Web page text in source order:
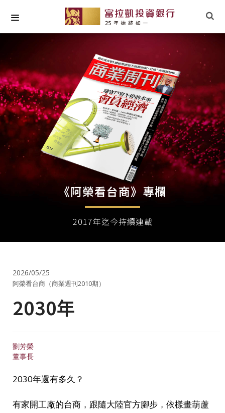
最新專欄
小草文摘
專業研究
社會責任
《阿榮看台商》專欄
2017年迄今持續連載
2026/05/25
阿榮看台商（商業週刊2010期）
2030年
劉芳榮
董事長
2030年還有多久？
有家開工廠的台商，跟隨大陸官方腳步，依樣畫葫蘆